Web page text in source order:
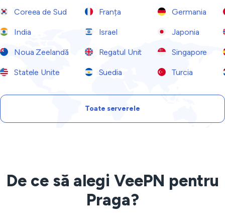
Coreea de Sud Franța Germania
India Israel Japonia
Noua Zeelandă Regatul Unit Singapore
Statele Unite Suedia Turcia
Toate serverele
De ce să alegi VeePN pentru
Praga?